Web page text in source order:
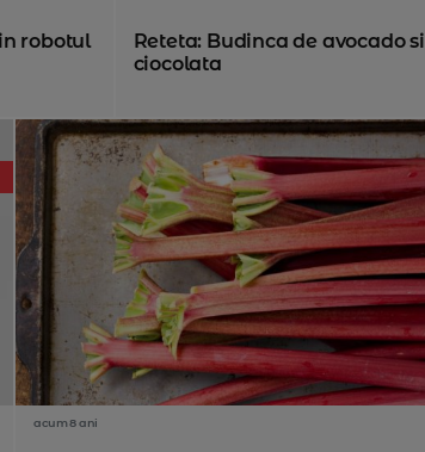
robotul
Reteta: Budinca de avocado si
ciocolata
acum 8 ani